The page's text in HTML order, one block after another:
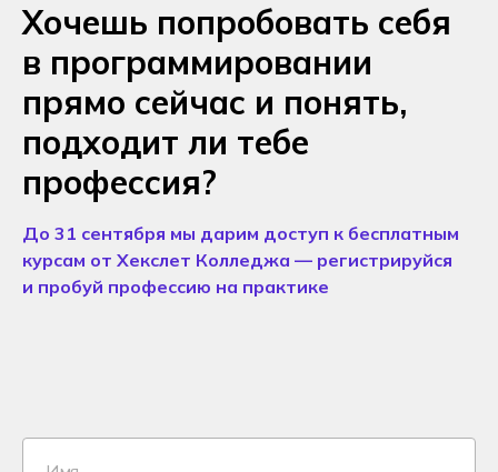
Хочешь попробовать себя
в программировании
прямо сейчас и понять,
подходит ли тебе
профессия?
До 31 сентября мы дарим доступ к бесплатным
курсам от Хекслет Колледжа — регистрируйся
и пробуй профессию на практике